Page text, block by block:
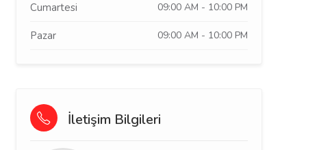
Cumartesi 09:00 AM - 10:00 PM
Pazar 09:00 AM - 10:00 PM
İletişim Bilgileri